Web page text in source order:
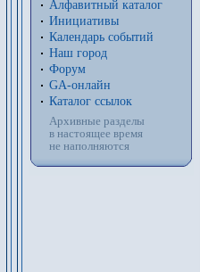
Алфавитный каталог
Инициативы
Календарь событий
Наш город
Форум
GA-онлайн
Каталог ссылок
Архивные разделы
в настоящее время
не наполняются